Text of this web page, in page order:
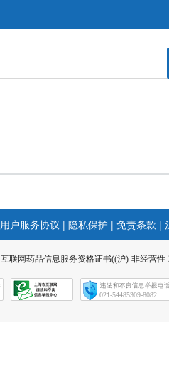
用户服务协议 | 隐私保护 | 免责条款 |
互联网药品信息服务资格证书((沪)-非经营性-
021-54485309-8082